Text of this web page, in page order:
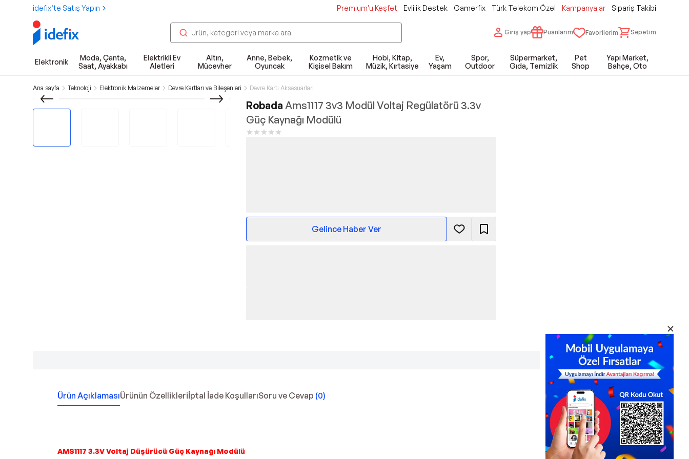
idefix’te Satış Yapın Premium'u Keşfet Evlilik Destek Gamerfix Türk Telekom Özel Kampanyalar Sipariş Takibi
Giriş yap Puanlarım Favorilerim Sepetim
Elektronik
Moda, Çanta,
Saat, Ayakkabı
Elektrikli Ev
Aletleri
Altın,
Mücevher
Anne, Bebek,
Oyuncak
Kozmetik ve
Kişisel Bakım
Hobi, Kitap,
Müzik, Kırtasiye
Ev,
Yaşam
Spor,
Outdoor
Süpermarket,
Gıda, Temizlik
Pet
Shop
Yapı Market,
Bahçe, Oto
Ana sayfa Teknoloji Elektronik Malzemeler Devre Kartları ve Bileşenleri Devre Kartı Aksesuarları
Robada Ams1117 3v3 Modül Voltaj Regülatörü 3.3v
Güç Kaynağı Modülü
Gelince Haber Ver
Ürün AçıklamasıÜrünün Özellikleriİptal İade KoşullarıSoru ve Cevap (0)
AMS1117 3.3V Voltaj Düşürücü Güç Kaynağı Modülü